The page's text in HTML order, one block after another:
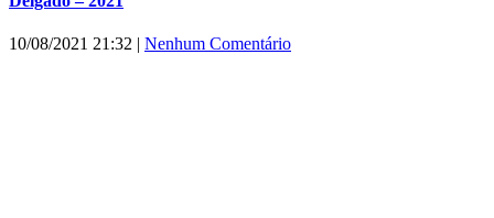
10/08/2021 21:32 | Nenhum Comentário